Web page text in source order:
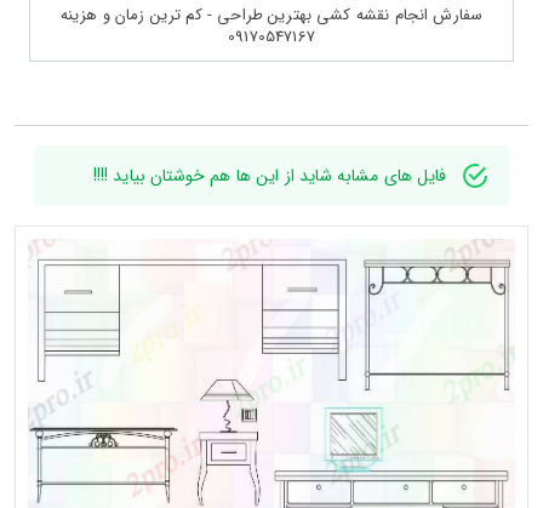
سفارش انجام نقشه کشی بهترین طراحی - کم ترین زمان و هزینه
09170547167
فایل های مشابه شاید از این ها هم خوشتان بیاید !!!!